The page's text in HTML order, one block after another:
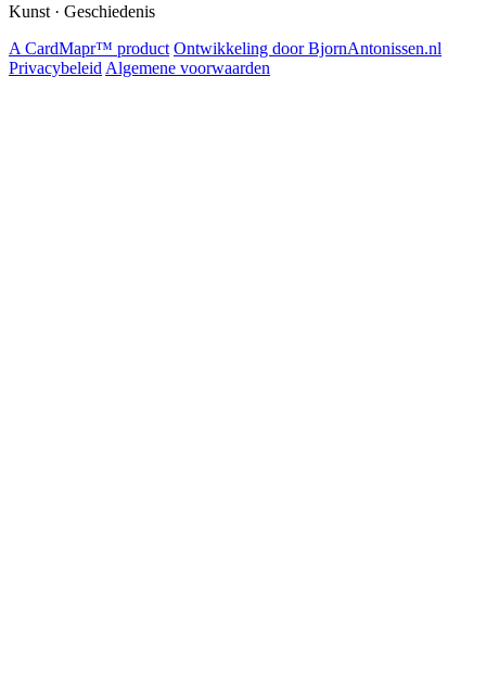
Kunst · Geschiedenis
A CardMapr™ product Ontwikkeling door BjornAntonissen.nl
Privacybeleid Algemene voorwaarden